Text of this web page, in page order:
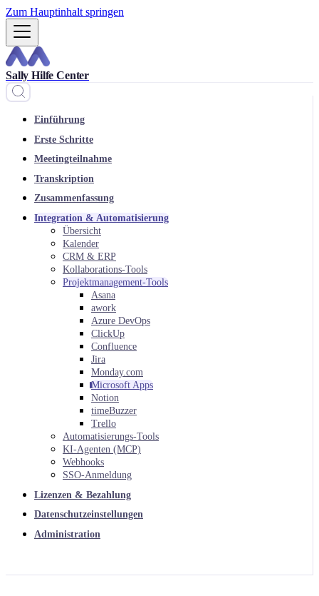
Zum Hauptinhalt springen
Sally Hilfe Center
Einführung
Erste Schritte
Meetingteilnahme
Transkription
Zusammenfassung
Integration & Automatisierung
Übersicht
Kalender
CRM & ERP
Kollaborations-Tools
Projektmanagement-Tools
Asana
awork
Azure DevOps
ClickUp
Confluence
Jira
Monday.com
Microsoft Apps
Notion
timeBuzzer
Trello
Automatisierungs-Tools
KI-Agenten (MCP)
Webhooks
SSO-Anmeldung
Lizenzen & Bezahlung
Datenschutzeinstellungen
Administration